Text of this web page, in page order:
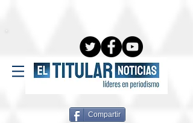
Compartir